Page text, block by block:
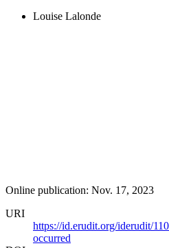
Louise Lalonde
Online publication: Nov. 17, 2023
URI
https://id.erudit.org/iderudit/
occurred